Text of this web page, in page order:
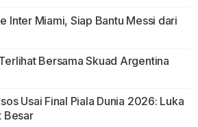
Inter Miami, Siap Bantu Messi dari
Bersama Skuad Argentina
Usai Final Piala Dunia 2026: Luka
Besar